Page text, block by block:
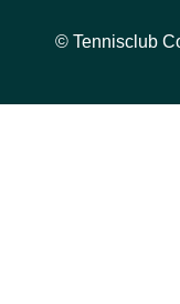
© Tennisclub